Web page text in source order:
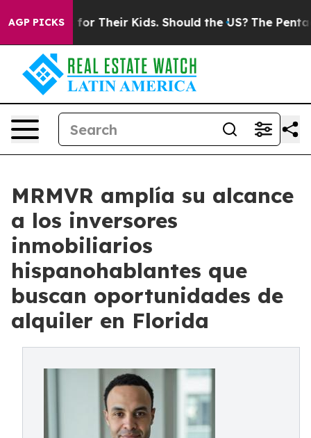
AGP PICKS
Their Kids. Should the US? The Pentagon Is
MRMVR amplía su alcance
a los inversores
inmobiliarios
hispanohablantes que
buscan oportunidades de
alquiler en Florida